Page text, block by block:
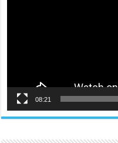
08:21